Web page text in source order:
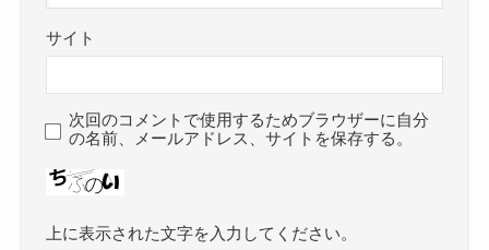
サイト
次回のコメントで使用するためブラウザーに自分
の名前、メールアドレス、サイトを保存する。
上に表示された文字を入力してください。